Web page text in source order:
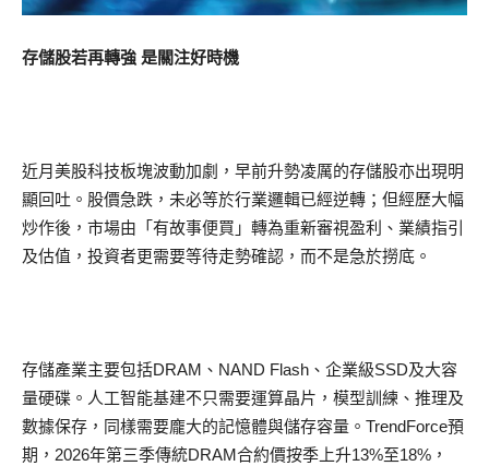
存儲股若再轉強 是關注好時機
近月美股科技板塊波動加劇，早前升勢凌厲的存儲股亦出現明
顯回吐。股價急跌，未必等於行業邏輯已經逆轉；但經歷大幅
炒作後，市場由「有故事便買」轉為重新審視盈利、業績指引
及估值，投資者更需要等待走勢確認，而不是急於撈底。
存儲產業主要包括DRAM、NAND Flash、企業級SSD及大容
量硬碟。人工智能基建不只需要運算晶片，模型訓練、推理及
數據保存，同樣需要龐大的記憶體與儲存容量。TrendForce預
期，2026年第三季傳統DRAM合約價按季上升13%至18%，